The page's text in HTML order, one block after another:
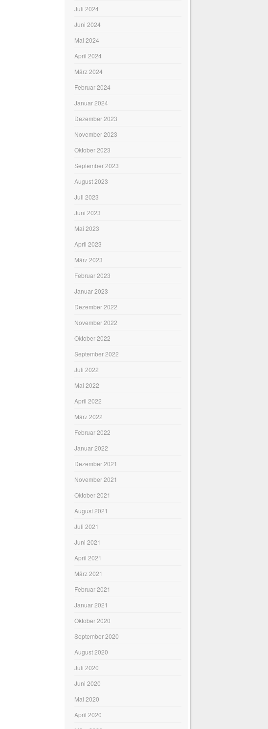
Juli 2024
Juni 2024
Mai 2024
April 2024
März 2024
Februar 2024
Januar 2024
Dezember 2023
November 2023
Oktober 2023
September 2023
August 2023
Juli 2023
Juni 2023
Mai 2023
April 2023
März 2023
Februar 2023
Januar 2023
Dezember 2022
November 2022
Oktober 2022
September 2022
Juli 2022
Mai 2022
April 2022
März 2022
Februar 2022
Januar 2022
Dezember 2021
November 2021
Oktober 2021
August 2021
Juli 2021
Juni 2021
April 2021
März 2021
Februar 2021
Januar 2021
Oktober 2020
September 2020
August 2020
Juli 2020
Juni 2020
Mai 2020
April 2020